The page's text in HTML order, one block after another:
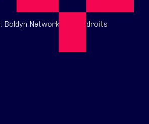
Boldyn Networks. Tous droits